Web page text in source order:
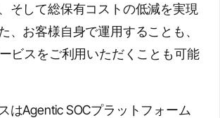
そして総保有コストの低減を実現
、お客様自身で運用することも、
ビスをご利用いただくことも可能
はAgentic SOCプラットフォーム